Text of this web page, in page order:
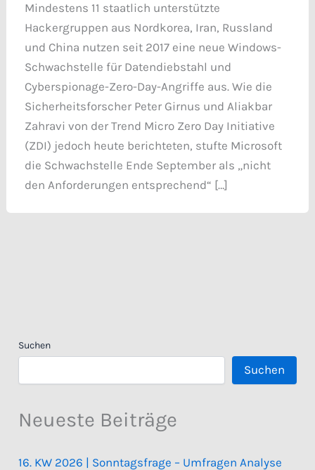
Mindestens 11 staatlich unterstützte
Hackergruppen aus Nordkorea, Iran, Russland
und China nutzen seit 2017 eine neue Windows-
Schwachstelle für Datendiebstahl und
Cyberspionage-Zero-Day-Angriffe aus. Wie die
Sicherheitsforscher Peter Girnus und Aliakbar
Zahravi von der Trend Micro Zero Day Initiative
(ZDI) jedoch heute berichteten, stufte Microsoft
die Schwachstelle Ende September als „nicht
den Anforderungen entsprechend“ […]
Suchen
Suchen
Neueste Beiträge
16. KW 2026 | Sonntagsfrage – Umfragen Analyse